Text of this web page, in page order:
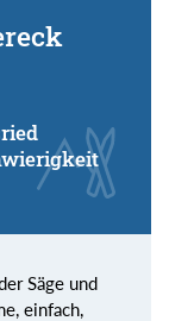
Säge und
einfach,